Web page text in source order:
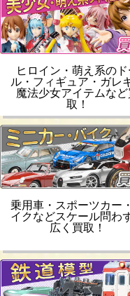
ヒロイン・萌え系のド
ル・フィギュア・ガレ
魔法少女アイテムなど
取！
乗用車・スポーツカー
イクなどスケール問わ
広く買取！